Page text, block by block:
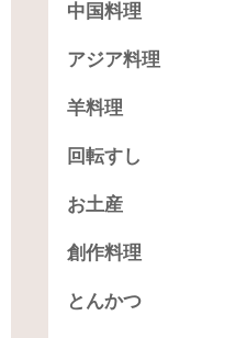
中国料理
アジア料理
羊料理
回転すし
お土産
創作料理
とんかつ